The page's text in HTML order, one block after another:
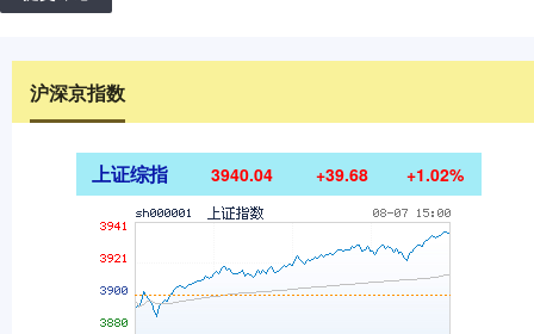
沪深京指数
上证综指 3940.04 +39.68 +1.02%